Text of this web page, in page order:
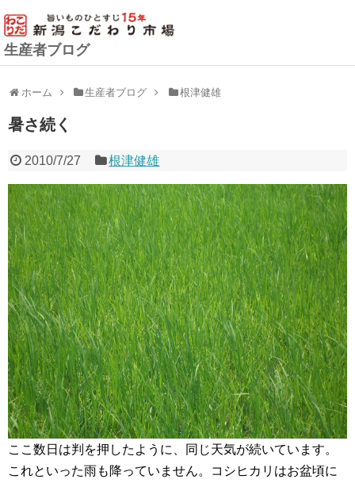
生産者ブログ
ホーム 生産者ブログ 根津健雄
暑さ続く
2010/7/27 根津健雄
ここ数日は判を押したように、同じ天気が続いています。
これといった雨も降っていません。コシヒカリはお盆頃に